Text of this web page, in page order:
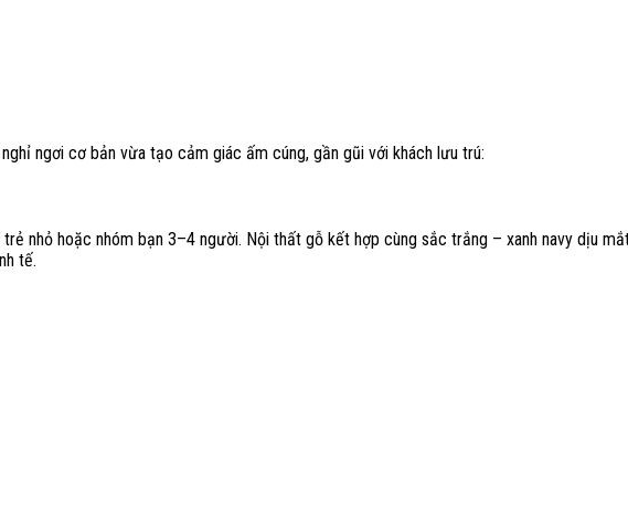
ngơi cơ bản vừa tạo cảm giác ấm cúng, gần gũi với khách lưu trú:
nhỏ hoặc nhóm bạn 3–4 người. Nội thất gỗ kết hợp cùng sắc trắng – xanh navy dịu
tế.